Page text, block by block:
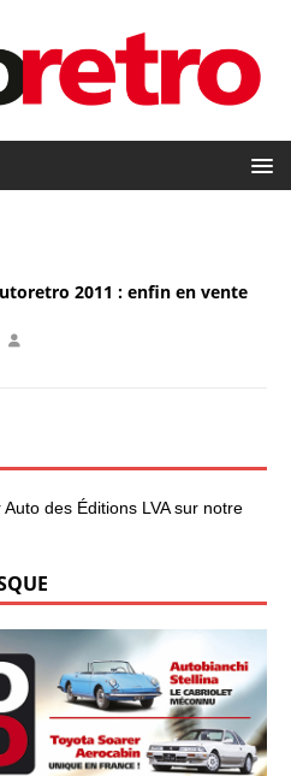
2011 : enfin en vente
des Éditions LVA sur notre